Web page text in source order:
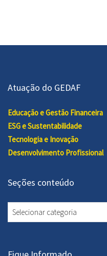
Atuação do GEDAF
Educação e Gestão Financeira
ESG e Sustentabilidade
Tecnologia e Inovação
Desenvolvimento Profissional
Seções conteúdo
Seções
conteúdo